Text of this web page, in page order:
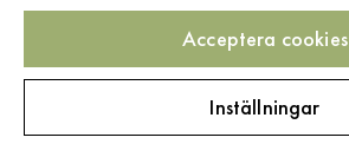
Följ oss
Acceptera cookies
Inställningar